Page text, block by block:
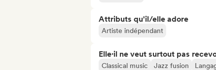
Attributs qu'il/elle adore
Artiste indépendant
Elle·il ne veut surtout pas
Classical music Jazz fusion